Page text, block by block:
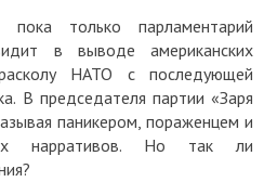
пока только парламентарий
в выводе американских
НАТО с последующей
В председателя партии «Заря
паникером, пораженцем и
нарративов. Но так ли